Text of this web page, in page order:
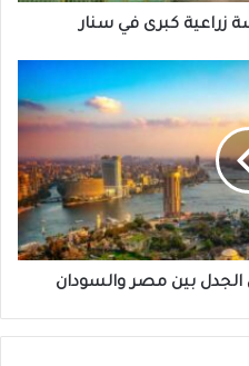
زراعية كبرى في سنار
الجدل بين مصر والسودان